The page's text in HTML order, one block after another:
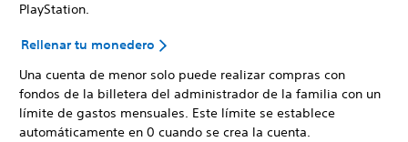
PlayStation.
Rellenar tu monedero
Una cuenta de menor solo puede realizar compras con
fondos de la billetera del administrador de la familia con un
límite de gastos mensuales. Este límite se establece
automáticamente en 0 cuando se crea la cuenta.